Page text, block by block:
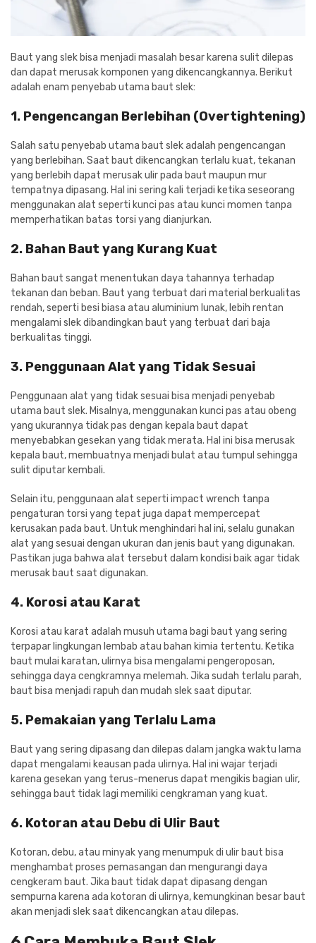
Baut yang slek bisa menjadi masalah besar karena sulit dilepas
dan dapat merusak komponen yang dikencangkannya. Berikut
adalah enam penyebab utama baut slek:
1. Pengencangan Berlebihan (Overtightening)
Salah satu penyebab utama baut slek adalah pengencangan
yang berlebihan. Saat baut dikencangkan terlalu kuat, tekanan
yang berlebih dapat merusak ulir pada baut maupun mur
tempatnya dipasang. Hal ini sering kali terjadi ketika seseorang
menggunakan alat seperti kunci pas atau kunci momen tanpa
memperhatikan batas torsi yang dianjurkan.
2. Bahan Baut yang Kurang Kuat
Bahan baut sangat menentukan daya tahannya terhadap
tekanan dan beban. Baut yang terbuat dari material berkualitas
rendah, seperti besi biasa atau aluminium lunak, lebih rentan
mengalami slek dibandingkan baut yang terbuat dari baja
berkualitas tinggi.
3. Penggunaan Alat yang Tidak Sesuai
Penggunaan alat yang tidak sesuai bisa menjadi penyebab
utama baut slek. Misalnya, menggunakan kunci pas atau obeng
yang ukurannya tidak pas dengan kepala baut dapat
menyebabkan gesekan yang tidak merata. Hal ini bisa merusak
kepala baut, membuatnya menjadi bulat atau tumpul sehingga
sulit diputar kembali.
Selain itu, penggunaan alat seperti impact wrench tanpa
pengaturan torsi yang tepat juga dapat mempercepat
kerusakan pada baut. Untuk menghindari hal ini, selalu gunakan
alat yang sesuai dengan ukuran dan jenis baut yang digunakan.
Pastikan juga bahwa alat tersebut dalam kondisi baik agar tidak
merusak baut saat digunakan.
4. Korosi atau Karat
Korosi atau karat adalah musuh utama bagi baut yang sering
terpapar lingkungan lembab atau bahan kimia tertentu. Ketika
baut mulai karatan, ulirnya bisa mengalami pengeroposan,
sehingga daya cengkramnya melemah. Jika sudah terlalu parah,
baut bisa menjadi rapuh dan mudah slek saat diputar.
5. Pemakaian yang Terlalu Lama
Baut yang sering dipasang dan dilepas dalam jangka waktu lama
dapat mengalami keausan pada ulirnya. Hal ini wajar terjadi
karena gesekan yang terus-menerus dapat mengikis bagian ulir,
sehingga baut tidak lagi memiliki cengkraman yang kuat.
6. Kotoran atau Debu di Ulir Baut
Kotoran, debu, atau minyak yang menumpuk di ulir baut bisa
menghambat proses pemasangan dan mengurangi daya
cengkeram baut. Jika baut tidak dapat dipasang dengan
sempurna karena ada kotoran di ulirnya, kemungkinan besar baut
akan menjadi slek saat dikencangkan atau dilepas.